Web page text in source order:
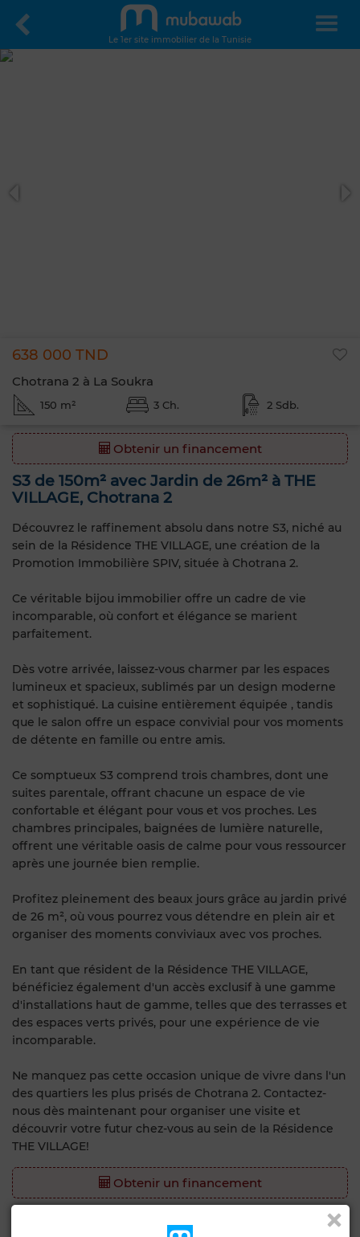
Le 1er site immobilier de la Tunisie
638 000 TND
Chotrana 2 à La Soukra
150 m² 3 Ch. 2 Sdb.
Obtenir un financement
S3 de 150m² avec Jardin de 26m² à THE
VILLAGE, Chotrana 2
Découvrez le raffinement absolu dans notre S3, niché au
sein de la Résidence THE VILLAGE, une création de la
Promotion Immobilière SPIV, située à Chotrana 2.
Ce véritable bijou immobilier offre un cadre de vie
incomparable, où confort et élégance se marient
parfaitement.
Dès votre arrivée, laissez-vous charmer par les espaces
lumineux et spacieux, sublimés par un design moderne
et sophistiqué. La cuisine entièrement équipée , tandis
que le salon offre un espace convivial pour vos moments
de détente en famille ou entre amis.
Ce somptueux S3 comprend trois chambres, dont une
suites parentale, offrant chacune un espace de vie
confortable et élégant pour vous et vos proches. Les
chambres principales, baignées de lumière naturelle,
offrent une véritable oasis de calme pour vous ressourcer
après une journée bien remplie.
Profitez pleinement des beaux jours grâce au jardin privé
de 26 m², où vous pourrez vous détendre en plein air et
organiser des moments conviviaux avec vos proches.
En tant que résident de la Résidence THE VILLAGE,
bénéficiez également d'un accès exclusif à une gamme
d'installations haut de gamme, telles que des terrasses et
des espaces verts privés, pour une expérience de vie
incomparable.
Ne manquez pas cette occasion unique de vivre dans l'un
des quartiers les plus prisés de Chotrana 2. Contactez-
nous dès maintenant pour organiser une visite et
découvrir votre futur chez-vous au sein de la Résidence
THE VILLAGE!
Obtenir un financement
Caractéristiques générales